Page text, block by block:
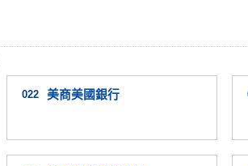
022 美商美國銀行